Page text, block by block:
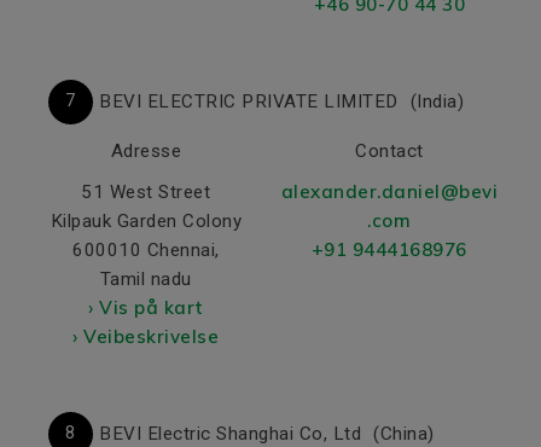
7 BEVI ELECTRIC PRIVATE LIMITED (India)
Adresse
51 West Street
Kilpauk Garden Colony
600010 Chennai,
Tamil nadu
› Vis på kart
› Veibeskrivelse
Contact
alexander.daniel@bevi
.com
+91 9444168976
8 BEVI Electric Shanghai Co, Ltd (China)